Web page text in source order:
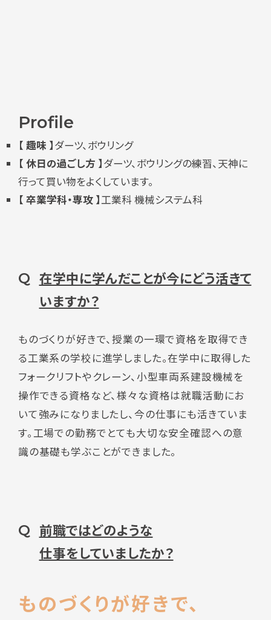
Profile
【 趣味 】ダーツ、ボウリング
【 休日の過ごし方 】ダーツ、ボウリングの練習、天神に
行って買い物をよくしています。
【 卒業学科・専攻 】工業科 機械システム科
Q 在学中に学んだことが今にどう活きて
いますか？
ものづくりが好きで、授業の一環で資格を取得でき
る工業系の学校に進学しました。在学中に取得した
フォークリフトやクレーン、小型車両系建設機械を
操作できる資格など、様々な資格は就職活動にお
いて強みになりましたし、今の仕事にも活きていま
す。工場での勤務でとても大切な安全確認への意
識の基礎も学ぶことができました。
Q 前職ではどのような
仕事をしていましたか？
ものづくりが好きで、